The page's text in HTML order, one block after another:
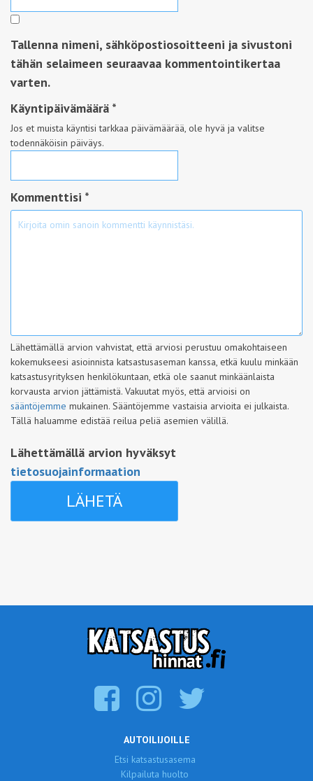
Tallenna nimeni, sähköpostiosoitteeni ja sivustoni
tähän selaimeen seuraavaa kommentointikertaa
varten.
Käyntipäivämäärä *
Jos et muista käyntisi tarkkaa päivämäärää, ole hyvä ja valitse
todennäköisin päiväys.
Kommenttisi *
Lähettämällä arvion vahvistat, että arviosi perustuu omakohtaiseen
kokemukseesi asioinnista katsastusaseman kanssa, etkä kuulu minkään
katsastusyrityksen henkilökuntaan, etkä ole saanut minkäänlaista
korvausta arvion jättämistä. Vakuutat myös, että arvioisi on
sääntöjemme mukainen. Sääntöjemme vastaisia arvioita ei julkaista.
Tällä haluamme edistää reilua peliä asemien välillä.
Lähettämällä arvion hyväksyt
tietosuojainformaation
AUTOILIJOILLE
Etsi katsastusasema
Kilpailuta huolto